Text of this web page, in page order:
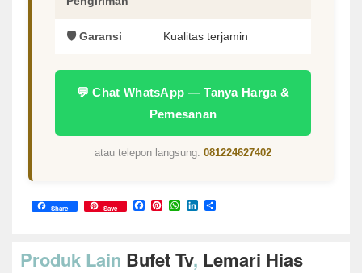
🛡️ Garansi Kualitas terjamin
💬 Chat WhatsApp — Tanya Harga &
Pemesanan
atau telepon langsung: 081224627402
Share Save Facebook
Pinterest
WhatsApp
LinkedIn
Produk Lain Bufet Tv, Lemari Hias